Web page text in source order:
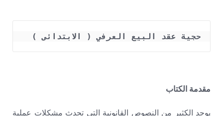
حجية عقد البيع العرفي ( الابتدائى )
مقدمة الكتاب
يوجد الكثير من النصوص القانونية التي تحدث مشكلات عملية